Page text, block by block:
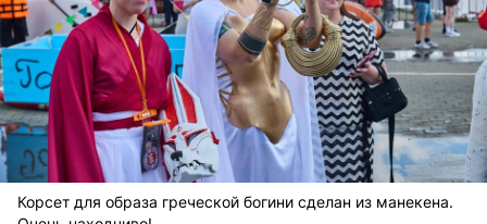
Корсет для образа греческой богини сделан из манекена.